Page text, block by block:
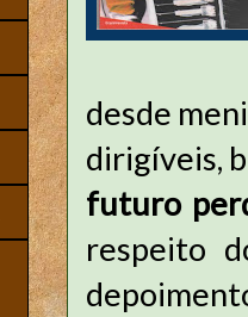
desde
dirigíveis,
futuro
respeito